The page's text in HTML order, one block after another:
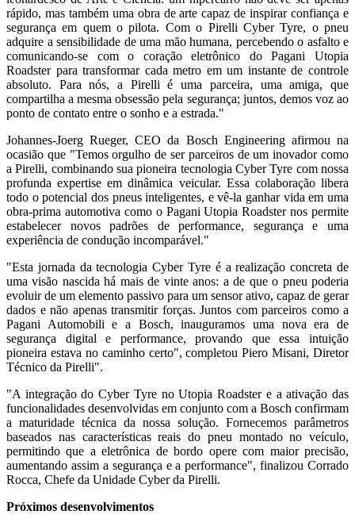
rápido, mas também uma obra de arte capaz de inspirar confiança e
segurança em quem o pilota. Com o Pirelli Cyber Tyre, o pneu
adquire a sensibilidade de uma mão humana, percebendo o asfalto e
comunicando-se com o coração eletrônico do Pagani Utopia
Roadster para transformar cada metro em um instante de controle
absoluto. Para nós, a Pirelli é uma parceira, uma amiga, que
compartilha a mesma obsessão pela segurança; juntos, demos voz ao
ponto de contato entre o sonho e a estrada."
Johannes-Joerg Rueger, CEO da Bosch Engineering afirmou na
ocasião que "Temos orgulho de ser parceiros de um inovador como
a Pirelli, combinando sua pioneira tecnologia Cyber Tyre com nossa
profunda expertise em dinâmica veicular. Essa colaboração libera
todo o potencial dos pneus inteligentes, e vê-la ganhar vida em uma
obra-prima automotiva como o Pagani Utopia Roadster nos permite
estabelecer novos padrões de performance, segurança e uma
experiência de condução incomparável."
"Esta jornada da tecnologia Cyber Tyre é a realização concreta de
uma visão nascida há mais de vinte anos: a de que o pneu poderia
evoluir de um elemento passivo para um sensor ativo, capaz de gerar
dados e não apenas transmitir forças. Juntos com parceiros como a
Pagani Automobili e a Bosch, inauguramos uma nova era de
segurança digital e performance, provando que essa intuição
pioneira estava no caminho certo", completou Piero Misani, Diretor
Técnico da Pirelli".
"A integração do Cyber Tyre no Utopia Roadster e a ativação das
funcionalidades desenvolvidas em conjunto com a Bosch confirmam
a maturidade técnica da nossa solução. Fornecemos parâmetros
baseados nas características reais do pneu montado no veículo,
permitindo que a eletrônica de bordo opere com maior precisão,
aumentando assim a segurança e a performance", finalizou Corrado
Rocca, Chefe da Unidade Cyber da Pirelli.
Próximos desenvolvimentos